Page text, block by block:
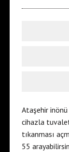
Ataşehir
cihazla
tıkanması
55